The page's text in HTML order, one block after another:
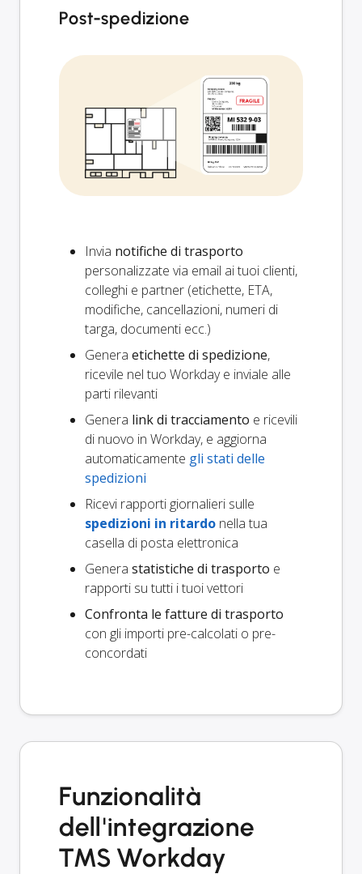
Post-spedizione
Invia notifiche di trasporto
personalizzate via email ai tuoi clienti,
colleghi e partner (etichette, ETA,
modifiche, cancellazioni, numeri di
targa, documenti ecc.)
Genera etichette di spedizione,
ricevile nel tuo Workday e inviale alle
parti rilevanti
Genera link di tracciamento e ricevili
di nuovo in Workday, e aggiorna
automaticamente gli stati delle
spedizioni
Ricevi rapporti giornalieri sulle
spedizioni in ritardo nella tua
casella di posta elettronica
Genera statistiche di trasporto e
rapporti su tutti i tuoi vettori
Confronta le fatture di trasporto
con gli importi pre-calcolati o pre-
concordati
Funzionalità
dell'integrazione
TMS Workday